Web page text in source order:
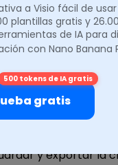
y exportar la
a Visio fácil de
plantillas gratis y
de IA para
con Nano Banana
500 tokens de IA gratis
gratis